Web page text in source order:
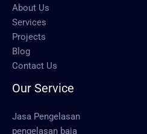
About Us
Services
Projects
Blog
Contact Us
Our Service
Jasa Pengelasan
pengelasan baja